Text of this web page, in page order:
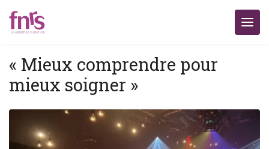
« Mieux comprendre pour
mieux soigner »